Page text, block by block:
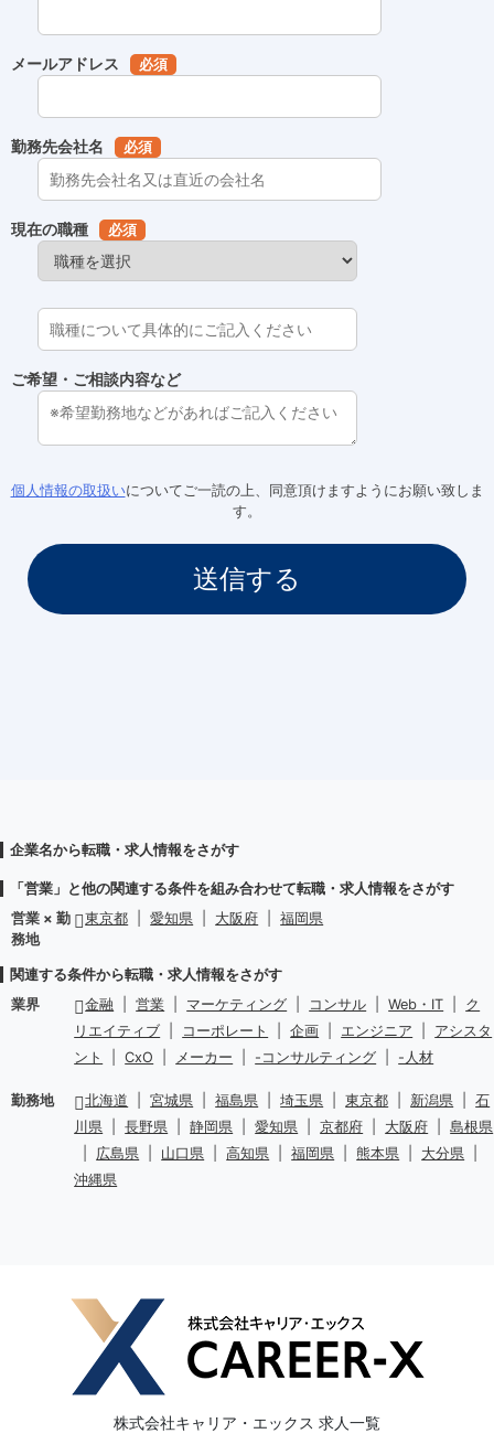
メールアドレス 必須
勤務先会社名 必須
現在の職種 必須
ご希望・ご相談内容など
個人情報の取扱いについてご一読の上、同意頂けますようにお願い致しま
す。
企業名から転職・求人情報をさがす
「営業」と他の関連する条件を組み合わせて転職・求人情報をさがす
営業 × 勤
務地
東京都 愛知県 大阪府 福岡県
関連する条件から転職・求人情報をさがす
業界
金融 営業 マーケティング コンサル Web・IT
ク
リエイティブ
コーポレート 企画 エンジニア
アシスタ
ント
CxO メーカー -コンサルティング -人材
勤務地 北海道 宮城県 福島県 埼玉県 東京都 新潟県
石
川県
長野県 静岡県 愛知県 京都府 大阪府
島根県
広島県 山口県 高知県 福岡県 熊本県 大分県
沖縄県
株式会社キャリア・エックス 求人一覧